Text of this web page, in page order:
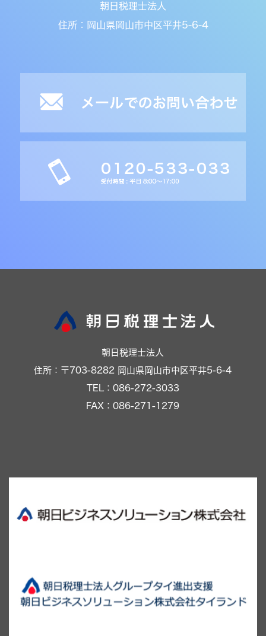
朝日税理士法人
住所：岡山県岡山市中区平井5-6-4
朝日税理士法人
住所：〒703-8282 岡山県岡山市中区平井5-6-4
TEL：086-272-3033
FAX：086-271-1279